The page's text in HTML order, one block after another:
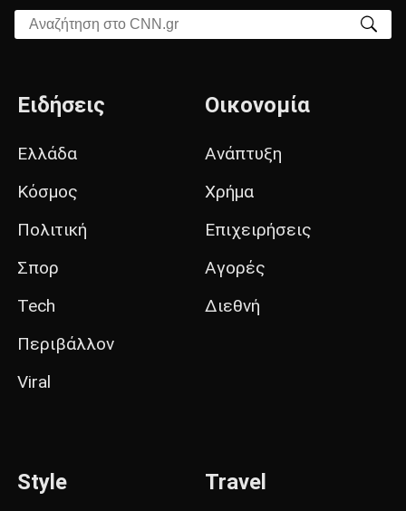
Αναζήτηση στο CNN.gr
Ειδήσεις
Ελλάδα
Κόσμος
Πολιτική
Σπορ
Tech
Περιβάλλον
Viral
Οικονομία
Ανάπτυξη
Χρήμα
Επιχειρήσεις
Αγορές
Διεθνή
Style Travel